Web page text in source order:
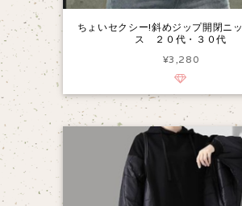
ちょいセクシー!斜めジップ開閉ニ
ス ２０代・３０代
¥3,280